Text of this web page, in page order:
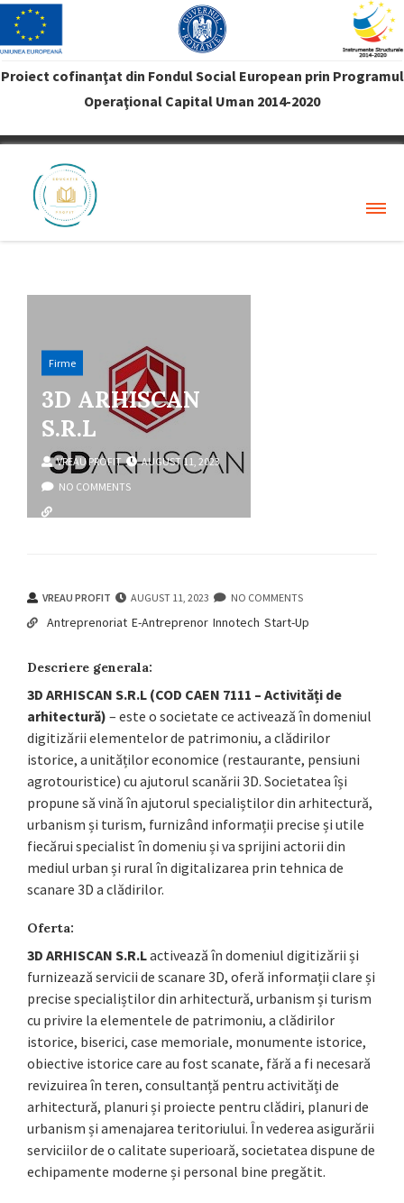
Proiect cofinanţat din Fondul Social European prin Programul
Operaţional Capital Uman 2014-2020
VREAU PROFIT
Firme
3D ARHISCAN
S.R.L
VREAU PROFIT
AUGUST 11, 2023
NO COMMENTS
VREAU PROFIT AUGUST 11, 2023 NO COMMENTS
Antreprenoriat E-Antreprenor Innotech Start-Up
Descriere generala:
3D ARHISCAN S.R.L (COD CAEN 7111 – Activități de
arhitectură) – este o societate ce activează în domeniul
digitizării elementelor de patrimoniu, a clădirilor
istorice, a unităților economice (restaurante, pensiuni
agrotouristice) cu ajutorul scanării 3D. Societatea își
propune să vină în ajutorul specialiștilor din arhitectură,
urbanism și turism, furnizând informații precise și utile
fiecărui specialist în domeniu și va sprijini actorii din
mediul urban și rural în digitalizarea prin tehnica de
scanare 3D a clădirilor.
Oferta:
3D ARHISCAN S.R.Lactivează în domeniul digitizării și
furnizează servicii de scanare 3D, oferă informații clare și
precise specialiștilor din arhitectură, urbanism și turism
cu privire la elementele de patrimoniu, a clădirilor
istorice, biserici, case memoriale, monumente istorice,
obiective istorice care au fost scanate, fără a fi necesară
revizuirea în teren, consultanță pentru activități de
arhitectură, planuri și proiecte pentru clădiri, planuri de
urbanism și amenajarea teritoriului. În vederea asigurării
serviciilor de o calitate superioară, societatea dispune de
echipamente moderne și personal bine pregătit.